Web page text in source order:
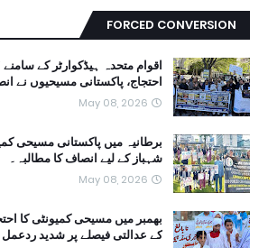
FORCED CONVERSION
احتجاج، پاکستانی مسیحیوں نے
May 08, 2026
برطانیہ میں پاکستانی مسیحی
شہباز کے لیے انصاف کا مطالبہ۔
May 08, 2026
بھمبر میں مسیحی کمیونٹی کا
کے عدالتی فیصلے پر شدید ردعمل